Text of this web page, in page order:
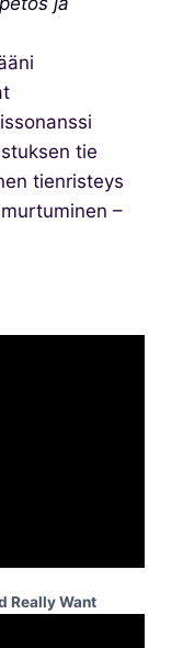
tie
tienristeys
–
Really Want